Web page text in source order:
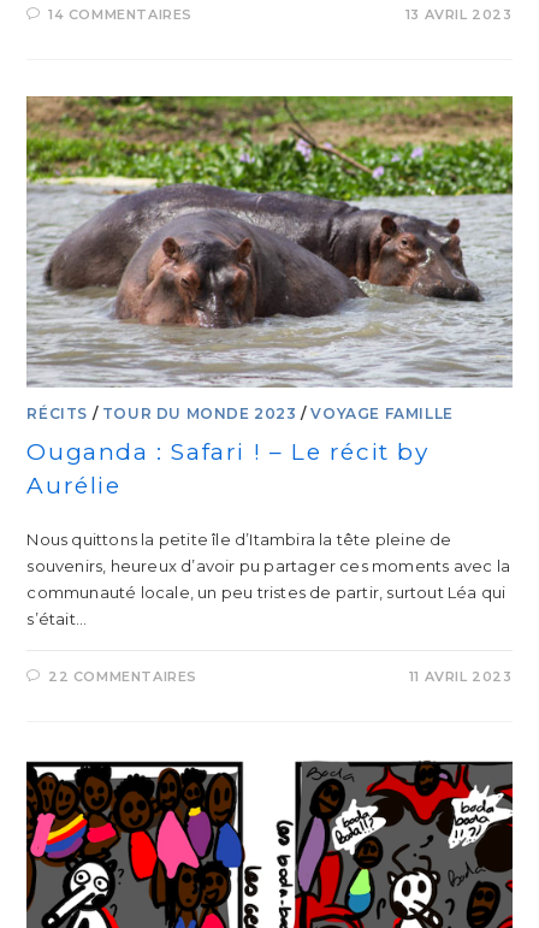
14 COMMENTAIRES 13 AVRIL 2023
RÉCITS / TOUR DU MONDE 2023 /VOYAGE FAMILLE
Ouganda : Safari ! – Le récit by
Aurélie
Nous quittons la petite île d’Itambira la tête pleine de
souvenirs, heureux d’avoir pu partager ces moments avec la
communauté locale, un peu tristes de partir, surtout Léa qui
s’était…
22 COMMENTAIRES 11 AVRIL 2023